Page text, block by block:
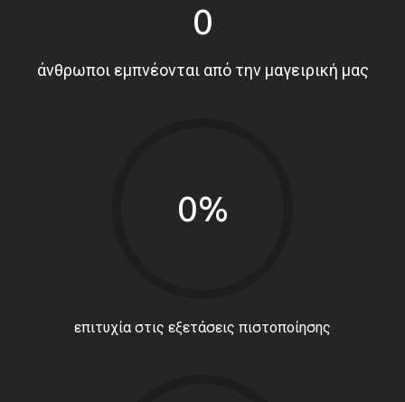
0
άνθρωποι εμπνέονται από την μαγειρική μας
0%
επιτυχία στις εξετάσεις πιστοποίησης